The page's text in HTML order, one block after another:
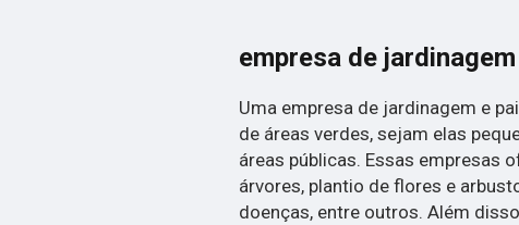
empresa de
Uma empresa de jardinagem e
de áreas verdes, sejam elas
áreas públicas. Essas empresas
árvores, plantio de flores e
doenças, entre outros. Além